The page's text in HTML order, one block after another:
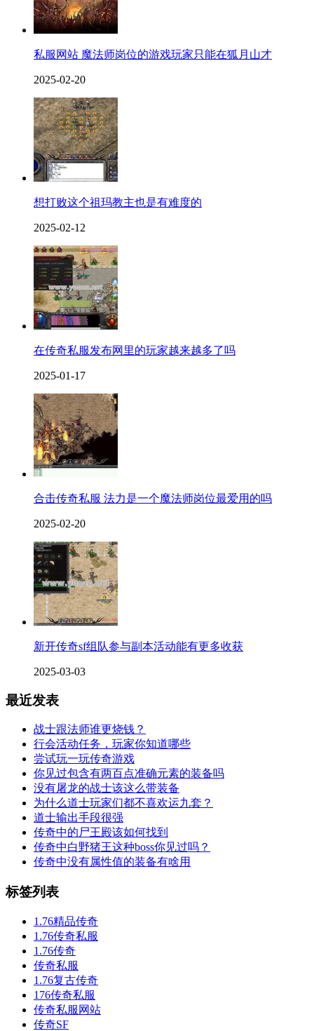
私服网站 魔法师岗位的游戏玩家只能在狐月山才
2025-02-20
想打败这个祖玛教主也是有难度的
2025-02-12
在传奇私服发布网里的玩家越来越多了吗
2025-01-17
合击传奇私服 法力是一个魔法师岗位最爱用的吗
2025-02-20
新开传奇sf组队参与副本活动能有更多收获
2025-03-03
最近发表
战士跟法师谁更烧钱？
行会活动任务，玩家你知道哪些
尝试玩一玩传奇游戏
你见过包含有两百点准确元素的装备吗
没有屠龙的战士该这么带装备
为什么道士玩家们都不喜欢运九套？
道士输出手段很强
传奇中的尸王殿该如何找到
传奇中白野猪王这种boss你见过吗？
传奇中没有属性值的装备有啥用
标签列表
1.76精品传奇
1.76传奇私服
1.76传奇
传奇私服
1.76复古传奇
176传奇私服
传奇私服网站
传奇SF